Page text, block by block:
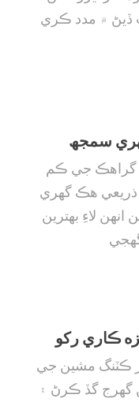
ڏيڻ ۾ مدد ڪري
سمجھ
گراهڪ جي ڪم
هڪ گهري
لاءِ بهترين
ڪاري رکو
ڪٽنگ مشين جي
گهرج گڏ ڪرڻ ۽